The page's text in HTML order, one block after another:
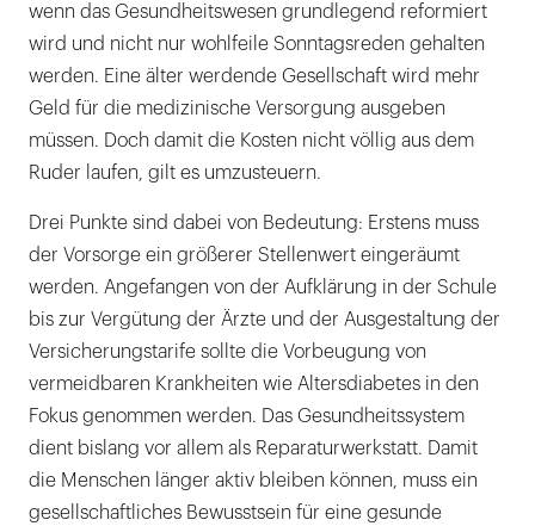
wenn das Gesundheitswesen grundlegend reformiert
wird und nicht nur wohlfeile Sonntagsreden gehalten
werden. Eine älter werdende Gesellschaft wird mehr
Geld für die medizinische Versorgung ausgeben
müssen. Doch damit die Kosten nicht völlig aus dem
Ruder laufen, gilt es umzusteuern.
Drei Punkte sind dabei von Bedeutung: Erstens muss
der Vorsorge ein größerer Stellenwert eingeräumt
werden. Angefangen von der Aufklärung in der Schule
bis zur Vergütung der Ärzte und der Ausgestaltung der
Versicherungstarife sollte die Vorbeugung von
vermeidbaren Krankheiten wie Altersdiabetes in den
Fokus genommen werden. Das Gesundheitssystem
dient bislang vor allem als Reparaturwerkstatt. Damit
die Menschen länger aktiv bleiben können, muss ein
gesellschaftliches Bewusstsein für eine gesunde